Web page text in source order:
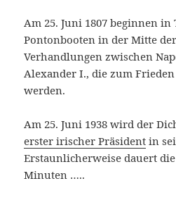
Am 25. Juni 1807 beginnen
Pontonbooten in der Mitte
Verhandlungen zwischen
Alexander I., die zum
werden.
Am 25. Juni 1938 wird der
erster irischer Präsident in
Erstaunlicherweise dauert
Minuten …..